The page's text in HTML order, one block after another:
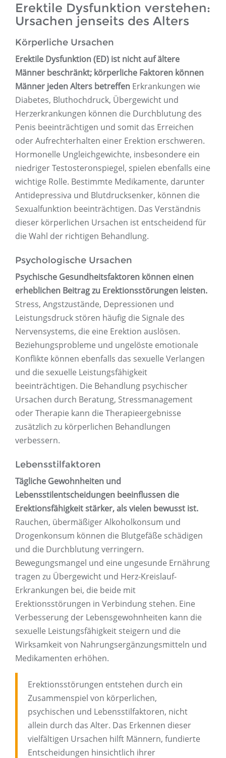
Erektile Dysfunktion verstehen:
Ursachen jenseits des Alters
Körperliche Ursachen
Erektile Dysfunktion (ED) ist nicht auf ältere
Männer beschränkt; körperliche Faktoren können
Männer jeden Alters betreffen Erkrankungen wie
Diabetes, Bluthochdruck, Übergewicht und
Herzerkrankungen können die Durchblutung des
Penis beeinträchtigen und somit das Erreichen
oder Aufrechterhalten einer Erektion erschweren.
Hormonelle Ungleichgewichte, insbesondere ein
niedriger Testosteronspiegel, spielen ebenfalls eine
wichtige Rolle. Bestimmte Medikamente, darunter
Antidepressiva und Blutdrucksenker, können die
Sexualfunktion beeinträchtigen. Das Verständnis
dieser körperlichen Ursachen ist entscheidend für
die Wahl der richtigen Behandlung.
Psychologische Ursachen
Psychische Gesundheitsfaktoren können einen
erheblichen Beitrag zu Erektionsstörungen leisten.
Stress, Angstzustände, Depressionen und
Leistungsdruck stören häufig die Signale des
Nervensystems, die eine Erektion auslösen.
Beziehungsprobleme und ungelöste emotionale
Konflikte können ebenfalls das sexuelle Verlangen
und die sexuelle Leistungsfähigkeit
beeinträchtigen. Die Behandlung psychischer
Ursachen durch Beratung, Stressmanagement
oder Therapie kann die Therapieergebnisse
zusätzlich zu körperlichen Behandlungen
verbessern.
Lebensstilfaktoren
Tägliche Gewohnheiten und
Lebensstilentscheidungen beeinflussen die
Erektionsfähigkeit stärker, als vielen bewusst ist.
Rauchen, übermäßiger Alkoholkonsum und
Drogenkonsum können die Blutgefäße schädigen
und die Durchblutung verringern.
Bewegungsmangel und eine ungesunde Ernährung
tragen zu Übergewicht und Herz-Kreislauf-
Erkrankungen bei, die beide mit
Erektionsstörungen in Verbindung stehen. Eine
Verbesserung der Lebensgewohnheiten kann die
sexuelle Leistungsfähigkeit steigern und die
Wirksamkeit von Nahrungsergänzungsmitteln und
Medikamenten erhöhen.
Erektionsstörungen entstehen durch ein
Zusammenspiel von körperlichen,
psychischen und Lebensstilfaktoren, nicht
allein durch das Alter. Das Erkennen dieser
vielfältigen Ursachen hilft Männern, fundierte
Entscheidungen hinsichtlich ihrer